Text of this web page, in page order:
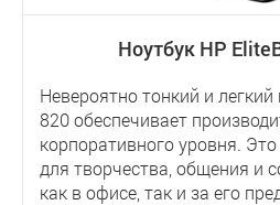
Ноутбук HP
Невероятно тонкий и легкий
820 обеспечивает
корпоративного уровня.
для творчества, общения и
как в офисе, так и за его